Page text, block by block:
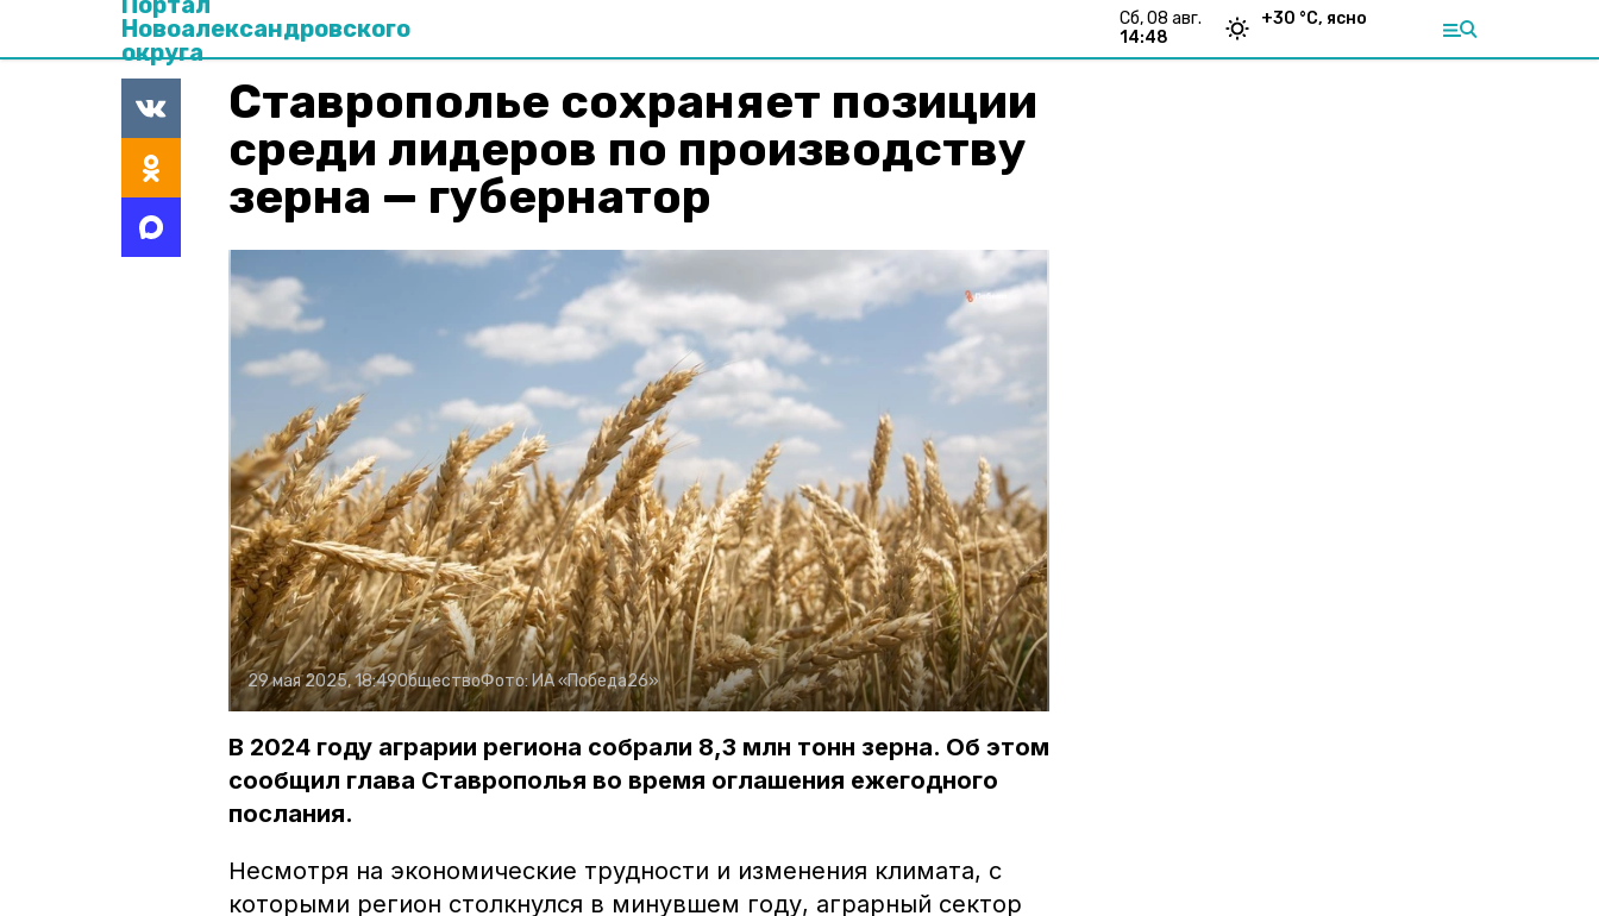
Новоалександровского
округа
сб, 08 авг.
14:48
+30 °С, ясно
Ставрополье сохраняет позиции
среди лидеров по производству
зерна — губернатор
29 мая 2025, 18:49ОбществоФото:ИА «Победа26»
В 2024 году аграрии региона собрали 8,3 млн тонн зерна. Об этом
сообщил глава Ставрополья во время оглашения ежегодного
послания.
Несмотря на экономические трудности и изменения климата, с
которыми регион столкнулся в минувшем году, аграрный сектор